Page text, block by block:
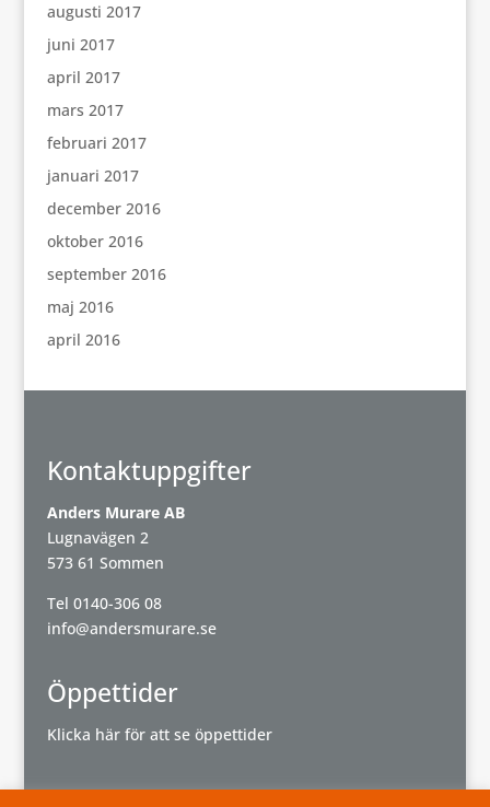
augusti 2017
juni 2017
april 2017
mars 2017
februari 2017
januari 2017
december 2016
oktober 2016
september 2016
maj 2016
april 2016
Kontaktuppgifter
Anders Murare AB
Lugnavägen 2
573 61 Sommen
Tel 0140-306 08
info@andersmurare.se
Öppettider
Klicka här för att se öppettider